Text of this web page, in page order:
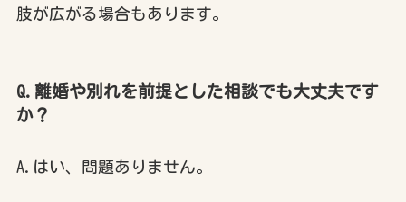
肢が広がる場合もあります。
Q.離婚や別れを前提とした相談でも大丈夫です
か？
A.はい、問題ありません。